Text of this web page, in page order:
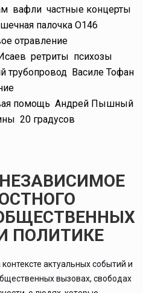
вафли частные концерты
палочка O146
отравление
ретриты психозы
трубопровод Василе Тофан
помощь Андрей Пышный
20 градусов
ПОЛИТИКЕ
актуальных событий и
вызовах, свободах